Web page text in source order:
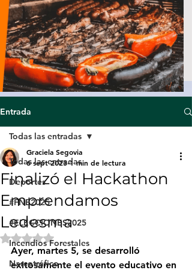
Entrada
Todas las entradas
Deportes
#FNE2025
#ELECCIONES2025
Incendios Forestales
Narcotráfico
Todas las entradas
Finalizó el Hackathon
Emprendamos
Ledesma
Graciela Segovia
6 sept 2023 1 min de lectura
Obtuvo NaN de 5 estrellas.
Ayer, martes 5, se desarrolló
exitosamente el evento educativo en